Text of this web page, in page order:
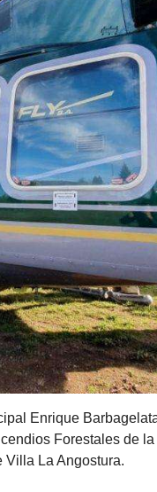
Enrique
Forestales de
Villa La Angostura.